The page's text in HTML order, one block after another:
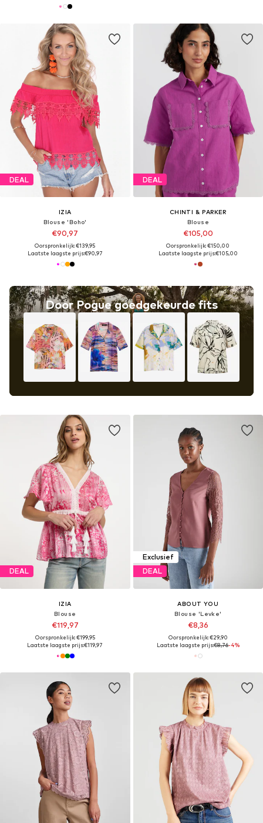
DEAL
IZIA
Blouse 'Boho'
€90,97
Oorspronkelijk: €139,95
Laatste laagste prijs:€90,97
Door Pogue goedgekeurde fits
DEAL
CHINTI & PARKER
Blouse
€105,00
Oorspronkelijk: €150,00
Laatste laagste prijs:€105,00
DEAL
IZIA
Blouse
€119,97
Oorspronkelijk: €199,95
Laatste laagste prijs:€119,97
Exclusief
DEAL
ABOUT YOU
Blouse 'Levke'
€8,36
Oorspronkelijk: €29,90
Laatste laagste prijs:€8,76-4%